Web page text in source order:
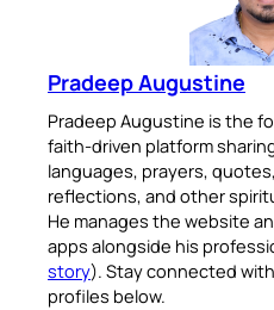
Pradeep Augustine
Pradeep Augustine is the
faith-driven platform
languages, prayers,
reflections, and other
He manages the website
apps alongside his
story). Stay connected
profiles below.